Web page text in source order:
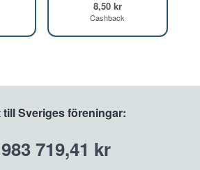
8,50 kr
Cashback
till Sveriges föreningar:
719,41 kr